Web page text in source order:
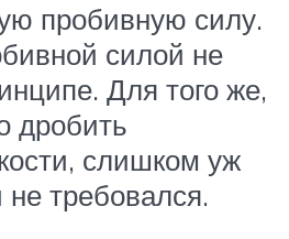
пробивную силу.
силой не
Для того же,
дробить
слишком уж
требовался.